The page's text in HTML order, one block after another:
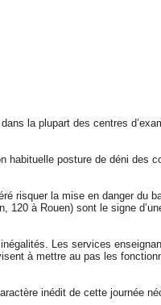
la plupart des centres
habituelle posture de déni des
risquer la mise en danger du
à Rouen) sont le signe
Les services
à mettre au pas les
inédit de cette journée